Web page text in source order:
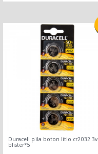
Duracell pila boton litio cr2032 3v
blister*5